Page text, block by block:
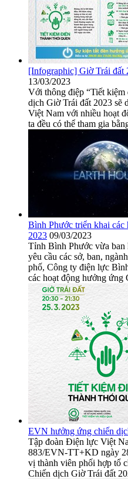
[Infographic] Giờ Trái đất
13/03/2023
Với thông điệp “Tiết kiệm
dịch Giờ Trái đất 2023 sẽ
Việt Nam với nhiều hoạt
ta đều có thể tham gia
Bình Phước triển khai
2023 09/03/2023
Tỉnh Bình Phước vừa
yêu cầu các sở, ban,
phố, Công ty điện lực
các hoạt động hưởng ứng
EVN hưởng ứng chiến
Tập đoàn Điện lực Việt
883/EVN-TT+KD ngày
vị thành viên phối hợp tổ
Chiến dịch Giờ Trái đất